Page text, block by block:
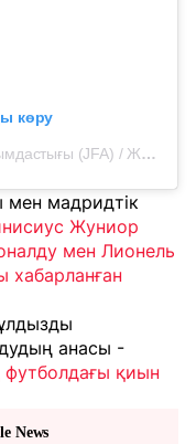
көру
Жарияланым: Жапония футбол қауымдастығы (JFA) / Жапония ұлттық құрамасы / Надэсико Жапония (@japanfootballassociation)
мен мадридтік
Жуниор
мен Лионель
хабарланған
анасы -
қиын
News